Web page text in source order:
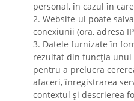
personal, în cazul în
2. Website-ul poate
conexiunii (ora, adresa
3. Datele furnizate în
rezultat din funcția unui
pentru a prelucra
afaceri, înregistrarea
contextul și descrierea